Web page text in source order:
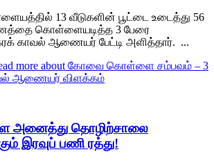
13 வீடுகளின் பூட்டை உடைத்து 56
கொள்ளையடித்த 3 பேரை
காவல் ஆணையர் பேட்டி அளித்தார். ...
more about கோவை கொள்ளை சம்பவம் – 3
காவல் ஆணையர் விளக்கம்
அனைத்து தொழிற்சாலை
இரவுப் பணி ரத்து!